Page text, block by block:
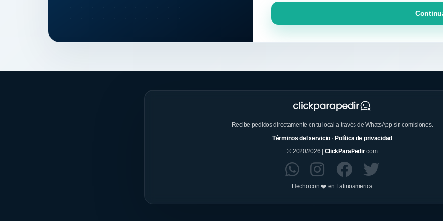
Recibe pedidos directamente en tu local a través de WhatsApp sin comisiones.
Términos del servicio · Política de privacidad
© 2020/2026 | ClickParaPedir.com
Hecho con ❤️ en Latinoamérica